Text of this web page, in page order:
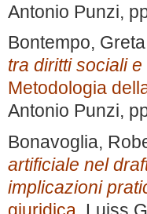
Antonio Punzi,
Bontempo, Greta
tra diritti sociali
Metodologia
Antonio Punzi,
Bonavoglia,
artificiale nel
implicazioni